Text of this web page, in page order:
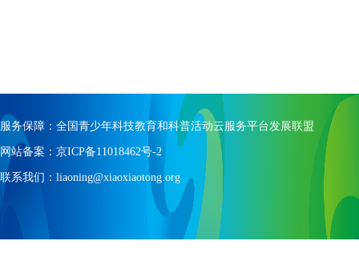
服务保障：全国青少年科技教育和科普活动云服务平台发展联盟
网站备案：京ICP备11018462号-2
联系我们：liaoning@xiaoxiaotong.org